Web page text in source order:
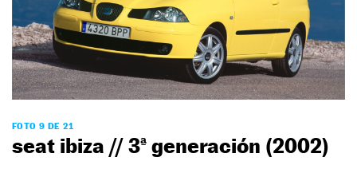
FOTO 9 DE 21
seat ibiza // 3ª generación (2002)